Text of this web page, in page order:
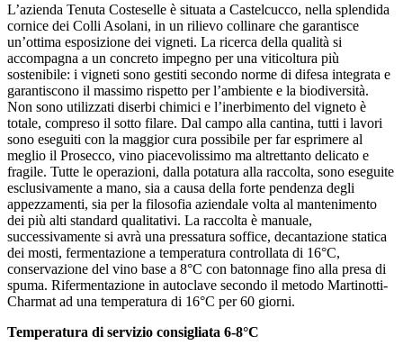
L’azienda Tenuta Costeselle è situata a Castelcucco, nella splendida
cornice dei Colli Asolani, in un rilievo collinare che garantisce
un’ottima esposizione dei vigneti. La ricerca della qualità si
accompagna a un concreto impegno per una viticoltura più
sostenibile: i vigneti sono gestiti secondo norme di difesa integrata e
garantiscono il massimo rispetto per l’ambiente e la biodiversità.
Non sono utilizzati diserbi chimici e l’inerbimento del vigneto è
totale, compreso il sotto filare. Dal campo alla cantina, tutti i lavori
sono eseguiti con la maggior cura possibile per far esprimere al
meglio il Prosecco, vino piacevolissimo ma altrettanto delicato e
fragile. Tutte le operazioni, dalla potatura alla raccolta, sono eseguite
esclusivamente a mano, sia a causa della forte pendenza degli
appezzamenti, sia per la filosofia aziendale volta al mantenimento
dei più alti standard qualitativi. La raccolta è manuale,
successivamente si avrà una pressatura soffice, decantazione statica
dei mosti, fermentazione a temperatura controllata di 16°C,
conservazione del vino base a 8°C con batonnage fino alla presa di
spuma. Rifermentazione in autoclave secondo il metodo Martinotti-
Charmat ad una temperatura di 16°C per 60 giorni.
Temperatura di servizio consigliata 6-8°C